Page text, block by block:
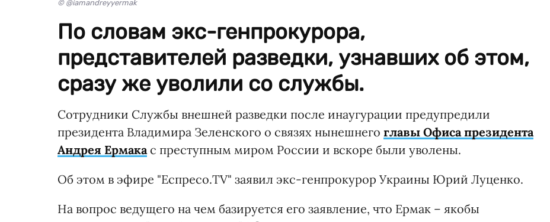
© @iamandreyyermak
По словам экс-генпрокурора,
представителей разведки, узнавших об этом,
сразу же уволили со службы.
Сотрудники Службы внешней разведки после инаугурации предупредили
президента Владимира Зеленского о связях нынешнего главы Офиса президента
Андрея Ермака с преступным миром России и вскоре были уволены.
Об этом в эфире "Еспресо.TV" заявил экс-генпрокурор Украины Юрий Луценко.
На вопрос ведущего на чем базируется его заявление, что Ермак – якобы